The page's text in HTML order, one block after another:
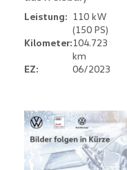
Leistung: 110 kW
(150 PS)
Kilometer:104.723
km
EZ:
06/2023